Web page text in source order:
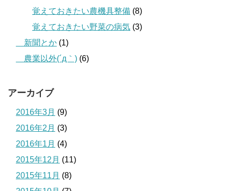
覚えておきたい農機具整備 (8)
覚えておきたい野菜の病気 (3)
＿新聞とか (1)
＿農業以外(´д｀) (6)
アーカイブ
2016年3月 (9)
2016年2月 (3)
2016年1月 (4)
2015年12月 (11)
2015年11月 (8)